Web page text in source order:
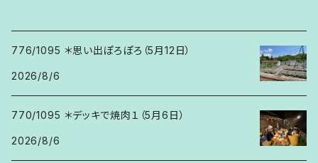
776/1095 ＊思い出ぽろぽろ（5月12日）
2026/8/6
770/1095 ＊デッキで焼肉１（5月6日）
2026/8/6